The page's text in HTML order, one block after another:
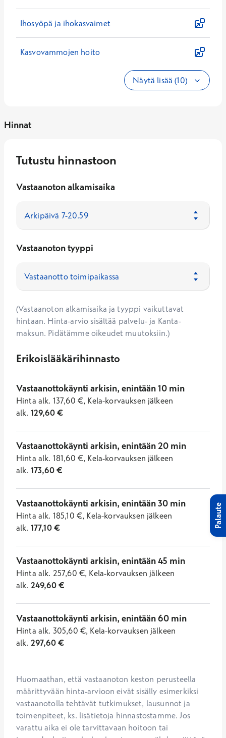
Ihosyöpä ja ihokasvaimet
Kasvovammojen hoito
Näytä lisää (10)
Hinnat
Tutustu hinnastoon
Vastaanoton alkamisaika
Vastaanoton tyyppi
(Vastaanoton alkamisaika ja tyyppi vaikuttavat
hintaan. Hinta-arvio sisältää palvelu- ja Kanta-
maksun. Pidätämme oikeudet muutoksiin.)
Erikoislääkärihinnasto
Vastaanottokäynti arkisin, enintään 10 min
Hinta alk. 137,60 €, Kela-korvauksen jälkeen
alk. 129,60€
Vastaanottokäynti arkisin, enintään 20 min
Hinta alk. 181,60 €, Kela-korvauksen jälkeen
alk. 173,60€
Vastaanottokäynti arkisin, enintään 30 min
Hinta alk. 185,10 €, Kela-korvauksen jälkeen
alk. 177,10€
Vastaanottokäynti arkisin, enintään 45 min
Hinta alk. 257,60 €, Kela-korvauksen jälkeen
alk. 249,60€
Vastaanottokäynti arkisin, enintään 60 min
Hinta alk. 305,60 €, Kela-korvauksen jälkeen
alk. 297,60€
Huomaathan, että vastaanoton keston perusteella
määrittyvään hinta-arvioon eivät sisälly esimerkiksi
vastaanotolla tehtävät tutkimukset, lausunnot ja
toimenpiteet, ks. lisätietoja hinnastostamme. Jos
varattu aika ei ole tarvittavaan hoitoon tai
Palaute